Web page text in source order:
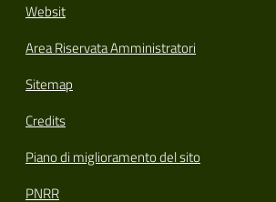
Websit
Area Riservata Amministratori
Sitemap
Credits
Piano di miglioramento del sito
PNRR